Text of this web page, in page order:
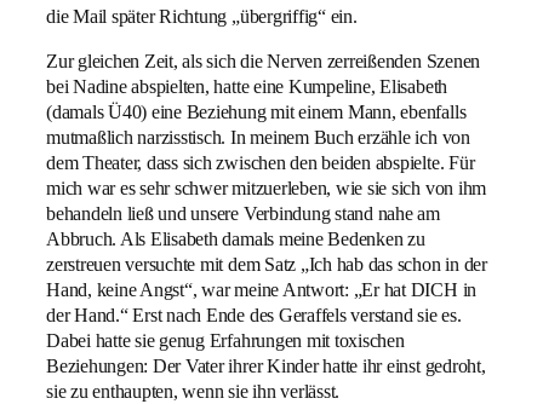
die Mail später Richtung „übergriffig“ ein.
Zur gleichen Zeit, als sich die Nerven zerreißenden Szenen
bei Nadine abspielten, hatte eine Kumpeline, Elisabeth
(damals Ü40) eine Beziehung mit einem Mann, ebenfalls
mutmaßlich narzisstisch. In meinem Buch erzähle ich von
dem Theater, dass sich zwischen den beiden abspielte. Für
mich war es sehr schwer mitzuerleben, wie sie sich von ihm
behandeln ließ und unsere Verbindung stand nahe am
Abbruch. Als Elisabeth damals meine Bedenken zu
zerstreuen versuchte mit dem Satz „Ich hab das schon in der
Hand, keine Angst“, war meine Antwort: „Er hat DICH in
der Hand.“ Erst nach Ende des Geraffels verstand sie es.
Dabei hatte sie genug Erfahrungen mit toxischen
Beziehungen: Der Vater ihrer Kinder hatte ihr einst gedroht,
sie zu enthaupten, wenn sie ihn verlässt.